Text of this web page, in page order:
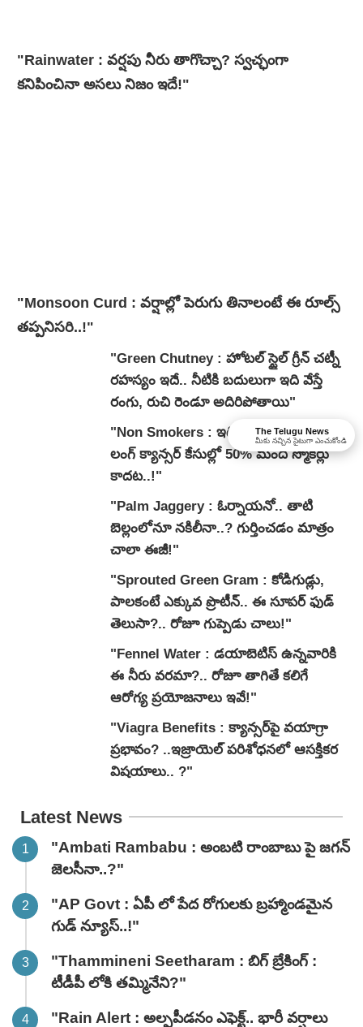
"Rainwater : వర్షపు నీరు తాగొచ్చా? స్వచ్ఛంగా
కనిపించినా అసలు నిజం ఇదే!"
"Monsoon Curd : వర్షాల్లో పెరుగు తినాలంటే ఈ రూల్స్
తప్పనిసరి..!"
"Green Chutney : హోటల్ స్టైల్ గ్రీన్ చట్నీ
రహస్యం ఇదే.. నీటికి బదులుగా ఇది వేస్తే
రంగు, రుచి రెండూ అదిరిపోతాయి"
"Non Smokers : ఇది మీకు తెలుసా..?
లంగ్ క్యాన్సర్ కేసుల్లో 50% మంది స్మోకర్లు
కాదట..!"
"Palm Jaggery : ఓర్నాయనో.. తాటి
బెల్లంలోనూ నకిలీనా..? గుర్తించడం మాత్రం
చాలా ఈజీ!"
"Sprouted Green Gram : కోడిగుడ్లు,
పాలకంటే ఎక్కువ ప్రొటీన్.. ఈ సూపర్ ఫుడ్
తెలుసా?.. రోజూ గుప్పెడు చాలు!"
"Fennel Water : డయాబెటిస్ ఉన్నవారికి
ఈ నీరు వరమా?.. రోజూ తాగితే కలిగే
ఆరోగ్య ప్రయోజనాలు ఇవే!"
"Viagra Benefits : క్యాన్సర్‌పై వయాగ్రా
ప్రభావం? ..ఇజ్రాయెల్ పరిశోధనలో ఆసక్తికర
విషయాలు.. ?"
Latest News
"Ambati Rambabu : అంబటి రాంబాబు పై జగన్
జెలసీనా..?"
"AP Govt : ఏపీ లో పేద రోగులకు బ్రహ్మాండమైన
గుడ్ న్యూస్..!"
"Thammineni Seetharam : బిగ్ బ్రేకింగ్ :
టీడీపీ లోకి తమ్మినేని?"
"Rain Alert : అల్పపీడనం ఎఫెక్ట్.. భారీ వర్షాలు
The Telugu News
మీకు నచ్చిన సైటుగా ఎంచుకోండి